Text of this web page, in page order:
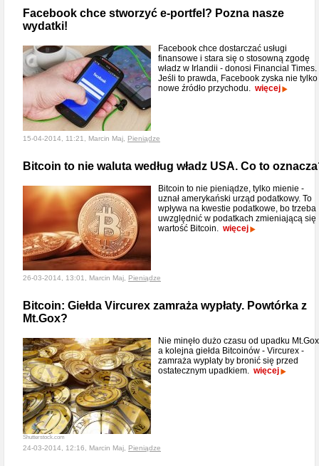
Facebook chce stworzyć e-portfel? Pozna nasze
wydatki!
Facebook chce dostarczać usługi
finansowe i stara się o stosowną zgodę
władz w Irlandii - donosi Financial Times.
Jeśli to prawda, Facebook zyska nie tylko
nowe źródło przychodu. więcej
15-04-2014, 11:21, Marcin Maj, Pieniądze
Bitcoin to nie waluta według władz USA. Co to
Bitcoin to nie pieniądze, tylko mienie -
uznał amerykański urząd podatkowy. To
wpływa na kwestie podatkowe, bo trzeba
uwzględnić w podatkach zmieniającą się
wartość Bitcoin. więcej
26-03-2014, 13:01, Marcin Maj, Pieniądze
Bitcoin: Giełda Vircurex zamraża wypłaty. Powtórka z
Mt.Gox?
Shutterstock.com
Nie minęło dużo czasu od upadku
a kolejna giełda Bitcoinów - Vircurex -
zamraża wypłaty by bronić się przed
ostatecznym upadkiem. więcej
24-03-2014, 12:16, Marcin Maj, Pieniądze